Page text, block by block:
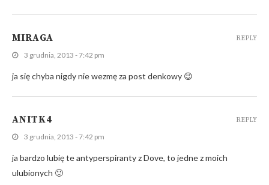
MIRAGA
3 grudnia, 2013 - 7:42 pm
ja się chyba nigdy nie wezmę za post denkowy 😉
REPLY
ANITK4
3 grudnia, 2013 - 7:42 pm
ja bardzo lubię te antyperspiranty z Dove, to jedne z moich
ulubionych 🙂
REPLY